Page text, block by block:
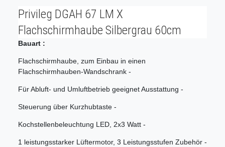
Privileg DGAH 67 LM X
Flachschirmhaube Silbergrau 60cm
Bauart :
Flachschirmhaube, zum Einbau in einen
Flachschirmhauben-Wandschrank -
Für Abluft- und Umluftbetrieb geeignet Ausstattung -
Steuerung über Kurzhubtaste -
Kochstellenbeleuchtung LED, 2x3 Watt -
1 leistungsstarker Lüftermotor, 3 Leistungsstufen Zubehör -